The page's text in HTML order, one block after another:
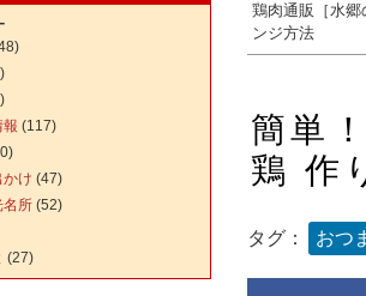
鶏肉通販［水
ンジ方法
簡単
鶏 作
タグ： おつ
報 (117)
け (47)
名所 (52)
(27)